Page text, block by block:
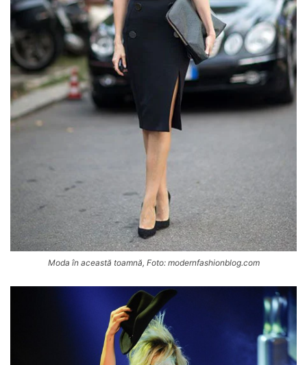
Moda în această toamnă, Foto: modernfashionblog.com